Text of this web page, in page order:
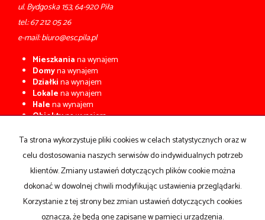
ul. Bydgoska 153, 64-920 Piła
tel.:67 212 05 26
e-mail:biuro@esc.pila.pl
Mieszkaniana wynajem
Domyna wynajem
Działkina wynajem
Lokalena wynajem
Halena wynajem
Obiektyna wynajem
Mieszkaniana sprzedaż
Domyna sprzedaż
Działkina sprzedaż
Lokalena sprzedaż
Hale na sprzedaż
Obiektyna sprzedaż
Ta strona wykorzystuje pliki cookies w celach statystycznych oraz w
celu dostosowania naszych serwisów do indywidualnych potrzeb
klientów. Zmiany ustawień dotyczących plików cookie można
dokonać w dowolnej chwili modyfikując ustawienia przeglądarki.
Korzystanie z tej strony bez zmian ustawień dotyczących cookies